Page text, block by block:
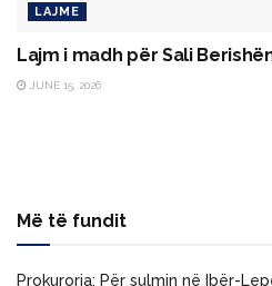
LAJME
Lajm i madh për Sali
JUNE 15, 2026
Më të fundit
Prokuroria: Për sulmin në Ibër-